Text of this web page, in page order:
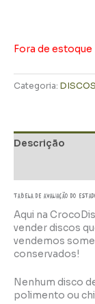
Fora de estoque
Categoria: DISCOS
Descrição
TABELA DE AVALIAÇÃo do
Aqui na
vender discos
vendemos
conservados!
Nenhum disco
polimento ou